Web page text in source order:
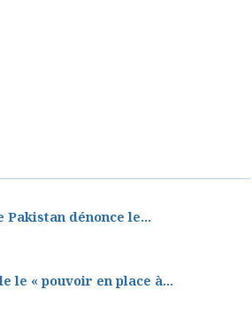
Pakistan dénonce le...
le « pouvoir en place à...